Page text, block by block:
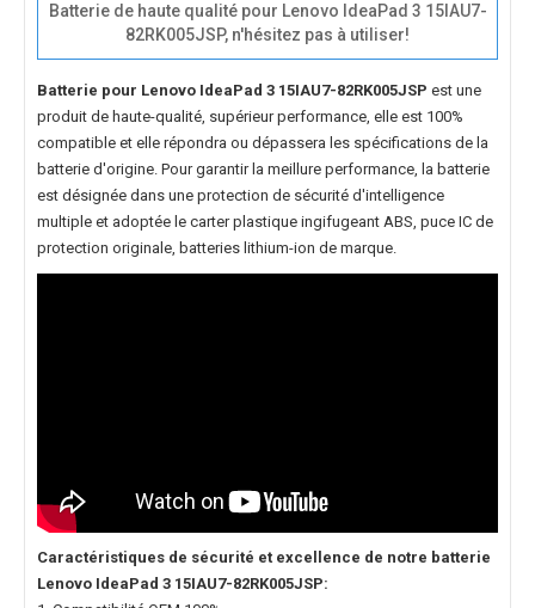
Batterie de haute qualité pour Lenovo IdeaPad 3 15IAU7-
82RK005JSP, n'hésitez pas à utiliser!
Batterie pour Lenovo IdeaPad 3 15IAU7-82RK005JSP est une
produit de haute-qualité, supérieur performance, elle est 100%
compatible et elle répondra ou dépassera les spécifications de la
batterie d'origine. Pour garantir la meillure performance, la batterie
est désignée dans une protection de sécurité d'intelligence
multiple et adoptée le carter plastique ingifugeant ABS, puce IC de
protection originale, batteries lithium-ion de marque.
Caractéristiques de sécurité et excellence de notre batterie
Lenovo IdeaPad 3 15IAU7-82RK005JSP: